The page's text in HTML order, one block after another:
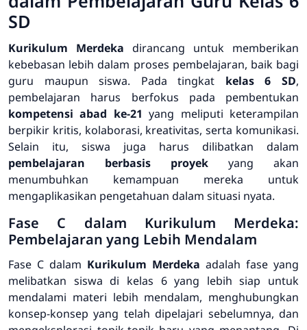
SD
Kurikulum Merdeka dirancang untuk memberikan
kebebasan lebih dalam proses pembelajaran, baik bagi
guru maupun siswa. Pada tingkat kelas 6 SD,
pembelajaran harus berfokus pada pembentukan
kompetensi abad ke-21 yang meliputi keterampilan
berpikir kritis, kolaborasi, kreativitas, serta komunikasi.
Selain itu, siswa juga harus dilibatkan dalam
pembelajaran berbasis proyek yang akan
menumbuhkan kemampuan mereka untuk
mengaplikasikan pengetahuan dalam situasi nyata.
Fase C dalam Kurikulum Merdeka:
Pembelajaran yang Lebih Mendalam
Fase C dalam Kurikulum Merdeka adalah fase yang
melibatkan siswa di kelas 6 yang lebih siap untuk
mendalami materi lebih mendalam, menghubungkan
konsep-konsep yang telah dipelajari sebelumnya, dan